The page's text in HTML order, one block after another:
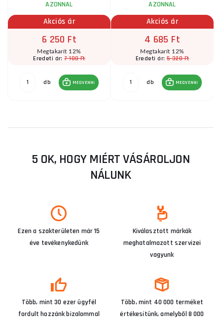
AZONNAL
Akciós ár
6 250 Ft
Megtakarít 12%
Eredeti ár:7 100 Ft
db MEGVENNI
AZONNAL
Akciós ár
4 685 Ft
Megtakarít 12%
Eredeti ár:5 320 Ft
db MEGVENNI
5 OK, HOGY MIÉRT VÁSÁROLJON
NÁLUNK
Ezen a szakterületen már 15
éve tevékenykedünk
Kiválasztott márkák
meghatalmazott szervizei
vagyunk
Több, mint 30 ezer ügyfél
fordult hozzánk bizalommal
Több, mint 40 000 terméket
értékesítünk, amelyből 8 000